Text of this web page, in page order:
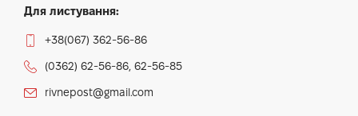
Для листування:
+38(067) 362-56-86
(0362) 62-56-86, 62-56-85
rivnepost@gmail.com